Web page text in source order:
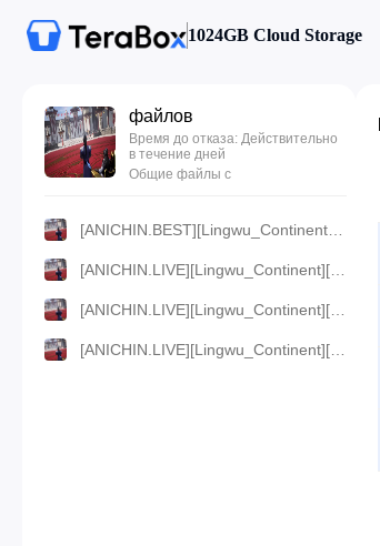
1024GB Cloud Storage
файлов
Время до отказа: Действительно
в течение дней
Общие файлы с